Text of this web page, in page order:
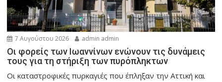
7 Αυγούστου 2026 admin admin
Οι φορείς των Ιωαννίνων ενώνουν τις δυνάμεις
τους για τη στήριξη των πυρόπληκτων
Οι καταστροφικές πυρκαγιές που έπληξαν την Αττική και